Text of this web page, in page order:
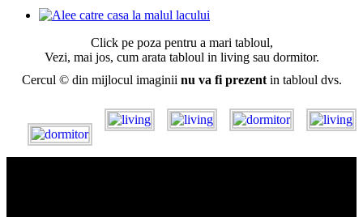
Click pe poza pentru a mari tabloul,
Vezi, mai jos, cum arata tabloul in living sau dormitor.
Cercul © din mijlocul imaginii nu va fi prezentin tabloul dvs.